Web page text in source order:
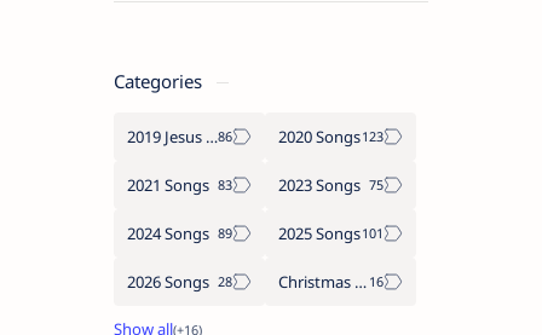
Categories
2019 Jesus songs 2020 Songs
2021 Songs 2023 Songs
2024 Songs 2025 Songs
2026 Songs Christmas Songs